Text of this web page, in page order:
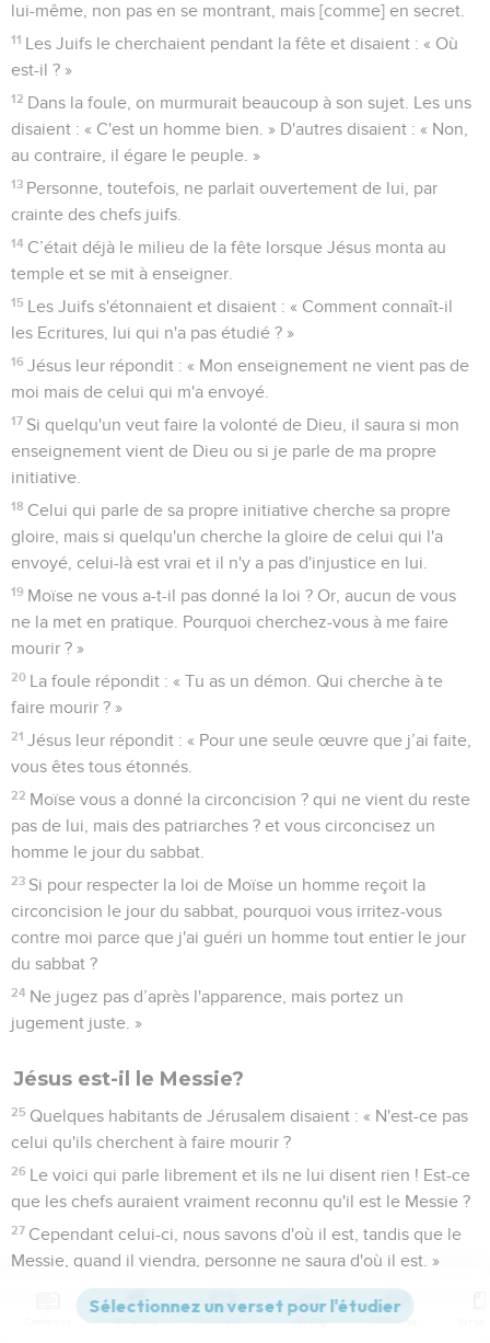
lui-même, non pas en se montrant, mais [comme] en secret.
11 Les Juifs le cherchaient pendant la fête et disaient : « Où
est-il ? »
12 Dans la foule, on murmurait beaucoup à son sujet. Les uns
disaient : « C'est un homme bien. » D'autres disaient : « Non,
au contraire, il égare le peuple. »
13 Personne, toutefois, ne parlait ouvertement de lui, par
crainte des chefs juifs.
14 C’était déjà le milieu de la fête lorsque Jésus monta au
temple et se mit à enseigner.
15 Les Juifs s'étonnaient et disaient : « Comment connaît-il
les Ecritures, lui qui n'a pas étudié ? »
16 Jésus leur répondit : « Mon enseignement ne vient pas de
moi mais de celui qui m'a envoyé.
17 Si quelqu'un veut faire la volonté de Dieu, il saura si mon
enseignement vient de Dieu ou si je parle de ma propre
initiative.
18 Celui qui parle de sa propre initiative cherche sa propre
gloire, mais si quelqu'un cherche la gloire de celui qui l'a
envoyé, celui-là est vrai et il n'y a pas d'injustice en lui.
19 Moïse ne vous a-t-il pas donné la loi ? Or, aucun de vous
ne la met en pratique. Pourquoi cherchez-vous à me faire
mourir ? »
20 La foule répondit : « Tu as un démon. Qui cherche à te
faire mourir ? »
21 Jésus leur répondit : « Pour une seule œuvre que j’ai faite,
vous êtes tous étonnés.
22 Moïse vous a donné la circoncision ? qui ne vient du reste
pas de lui, mais des patriarches ? et vous circoncisez un
homme le jour du sabbat.
23 Si pour respecter la loi de Moïse un homme reçoit la
circoncision le jour du sabbat, pourquoi vous irritez-vous
contre moi parce que j'ai guéri un homme tout entier le jour
du sabbat ?
24 Ne jugez pas d’après l'apparence, mais portez un
jugement juste. »
Jésus est-il le Messie?
25 Quelques habitants de Jérusalem disaient : « N'est-ce pas
celui qu'ils cherchent à faire mourir ?
26 Le voici qui parle librement et ils ne lui disent rien ! Est-ce
que les chefs auraient vraiment reconnu qu'il est le Messie ?
27 Cependant celui-ci, nous savons d'où il est, tandis que le
Messie, quand il viendra, personne ne saura d'où il est. »
Jésus enseignait dans le temple. Il s'écria alors : « Vous
me connaissez et vous savez d'où je suis ! Pourtant je ne suis
Versions Commentaires Strong